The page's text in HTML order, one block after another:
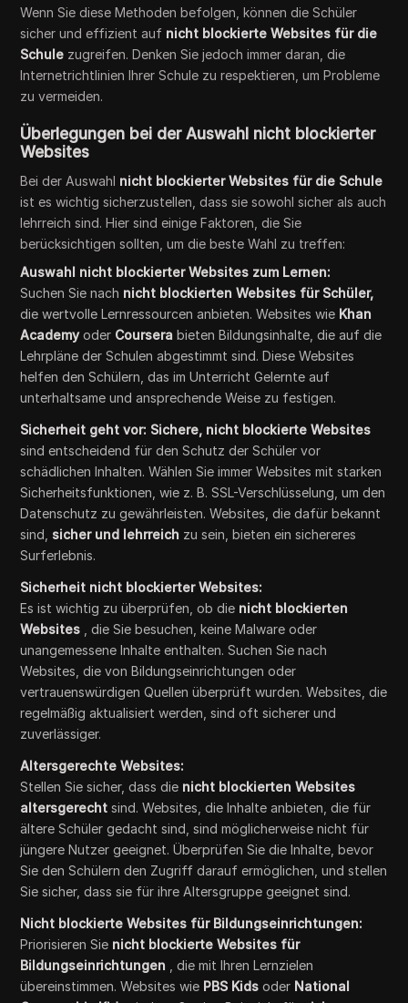
Wenn Sie diese Methoden befolgen, können die Schüler
sicher und effizient auf nicht blockierte Websites für die
Schule zugreifen. Denken Sie jedoch immer daran, die
Internetrichtlinien Ihrer Schule zu respektieren, um Probleme
zu vermeiden.
Überlegungen bei der Auswahl nicht blockierter
Websites
Bei der Auswahl nicht blockierter Websites für die Schule
ist es wichtig sicherzustellen, dass sie sowohl sicher als auch
lehrreich sind. Hier sind einige Faktoren, die Sie
berücksichtigen sollten, um die beste Wahl zu treffen:
Auswahl nicht blockierter Websites zum Lernen:
Suchen Sie nach nicht blockierten Websites für Schüler,
die wertvolle Lernressourcen anbieten. Websites wie Khan
Academyoder Coursera bieten Bildungsinhalte, die auf die
Lehrpläne der Schulen abgestimmt sind. Diese Websites
helfen den Schülern, das im Unterricht Gelernte auf
unterhaltsame und ansprechende Weise zu festigen.
Sicherheit geht vor: Sichere, nicht blockierte Websites
sind entscheidend für den Schutz der Schüler vor
schädlichen Inhalten. Wählen Sie immer Websites mit starken
Sicherheitsfunktionen, wie z. B. SSL-Verschlüsselung, um den
Datenschutz zu gewährleisten. Websites, die dafür bekannt
sind, sicher und lehrreich zu sein, bieten ein sichereres
Surferlebnis.
Sicherheit nicht blockierter Websites:
Es ist wichtig zu überprüfen, ob die nicht blockierten
Websites , die Sie besuchen, keine Malware oder
unangemessene Inhalte enthalten. Suchen Sie nach
Websites, die von Bildungseinrichtungen oder
vertrauenswürdigen Quellen überprüft wurden. Websites, die
regelmäßig aktualisiert werden, sind oft sicherer und
zuverlässiger.
Altersgerechte Websites:
Stellen Sie sicher, dass die nicht blockierten Websites
altersgerecht sind. Websites, die Inhalte anbieten, die für
ältere Schüler gedacht sind, sind möglicherweise nicht für
jüngere Nutzer geeignet. Überprüfen Sie die Inhalte, bevor
Sie den Schülern den Zugriff darauf ermöglichen, und stellen
Sie sicher, dass sie für ihre Altersgruppe geeignet sind.
Nicht blockierte Websites für Bildungseinrichtungen:
Priorisieren Sie nicht blockierte Websites für
Bildungseinrichtungen , die mit Ihren Lernzielen
übereinstimmen. Websites wie PBS Kids oder National